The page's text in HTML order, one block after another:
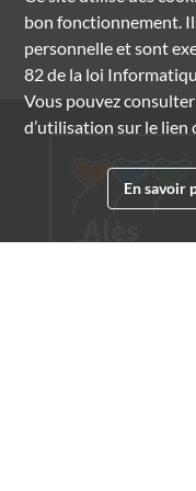
bon fonctionnement.
personnelle et sont
82 de la loi
Vous pouvez
d’utilisation sur le lien
En savoir